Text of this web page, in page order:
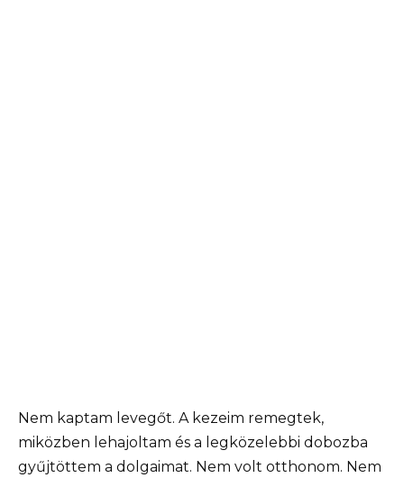
Nem kaptam levegőt. A kezeim remegtek,
miközben lehajoltam és a legközelebbi dobozba
gyűjtöttem a dolgaimat. Nem volt otthonom. Nem